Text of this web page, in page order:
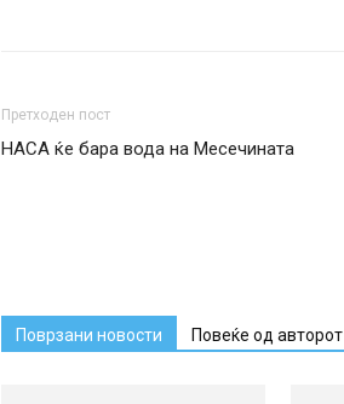
Претходен пост
НАСА ќе бара вода на Месечината
Поврзани новости Повеќе од авторот